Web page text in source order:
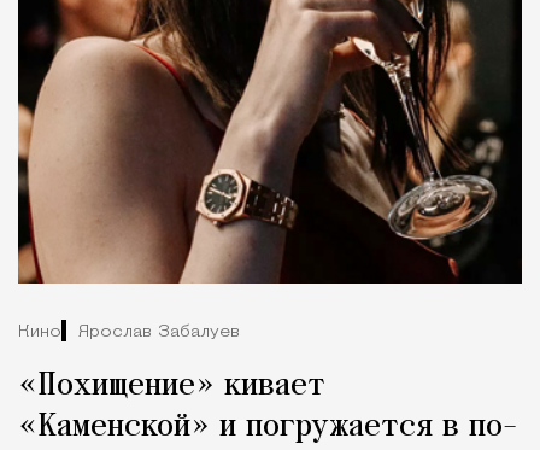
Кино Ярослав Забалуев
«Похищение» кивает
«Каменской» и погружается в по-